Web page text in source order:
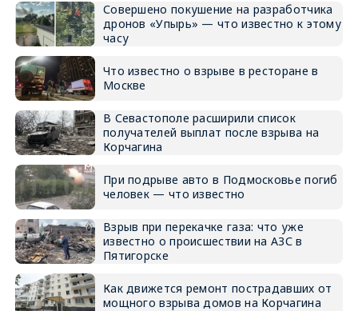
Совершено покушение на разработчика
дронов «Упырь» — что известно к этому
часу
Что известно о взрыве в ресторане в
Москве
В Севастополе расширили список
получателей выплат после взрыва на
Корчагина
При подрыве авто в Подмосковье погиб
человек — что известно
Взрыв при перекачке газа: что уже
известно о происшествии на АЗС в
Пятигорске
Как движется ремонт пострадавших от
мощного взрыва домов на Корчагина